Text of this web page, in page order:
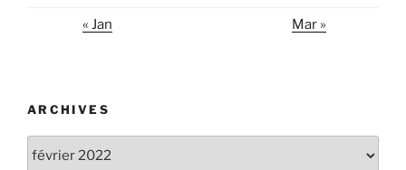
« Jan Mar »
ARCHIVES
Archives